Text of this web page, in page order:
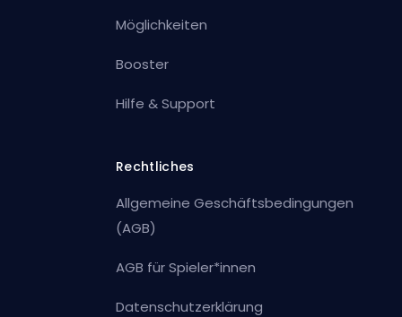
Möglichkeiten
Booster
Hilfe & Support
Rechtliches
Allgemeine Geschäftsbedingungen
(AGB)
AGB für Spieler*innen
Datenschutzerklärung